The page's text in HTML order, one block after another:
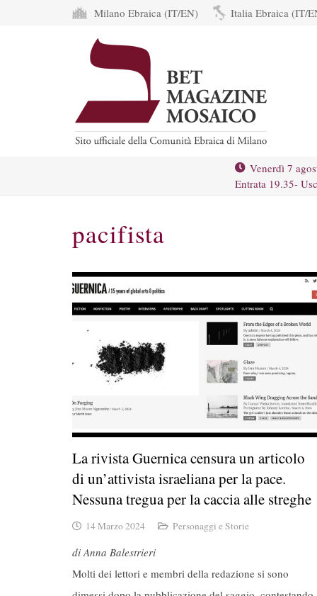
Milano Ebraica (IT/EN) Italia Ebraica (IT/
Venerdì 7
Entrata 19.35-
pacifista
La rivista Guernica censura un articolo
di un’attivista israeliana per la pace.
Nessuna tregua per la caccia alle streghe
14 Marzo 2024 Personaggi e Storie
di Anna Balestrieri
Molti dei lettori e membri della redazione si sono